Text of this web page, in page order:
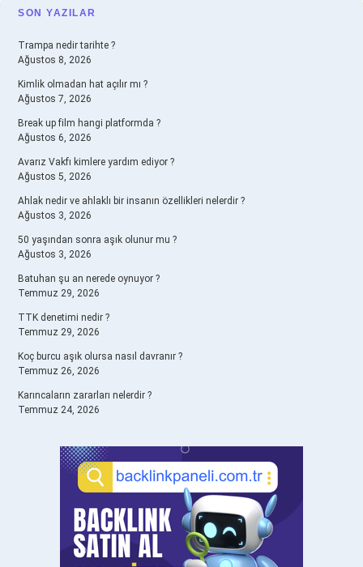
SIDEBAR
SON YAZILAR
Trampa nedir tarihte ?
Ağustos 8, 2026
Kimlik olmadan hat açılır mı ?
Ağustos 7, 2026
Break up film hangi platformda ?
Ağustos 6, 2026
Avarız Vakfı kimlere yardım ediyor ?
Ağustos 5, 2026
Ahlak nedir ve ahlaklı bir insanın özellikleri nelerdir ?
Ağustos 3, 2026
50 yaşından sonra aşık olunur mu ?
Ağustos 3, 2026
Batuhan şu an nerede oynuyor ?
Temmuz 29, 2026
TTK denetimi nedir ?
Temmuz 29, 2026
Koç burcu aşık olursa nasıl davranır ?
Temmuz 26, 2026
Karıncaların zararları nelerdir ?
Temmuz 24, 2026